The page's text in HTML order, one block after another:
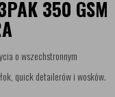
350 GSM
o wszechstronnym
quick detailerów i wosków.